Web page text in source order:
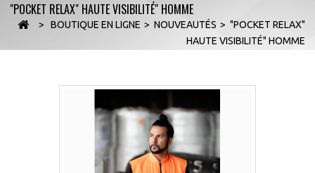
"POCKET RELAX" HAUTE VISIBILITÉ" HOMME
> BOUTIQUE EN LIGNE > NOUVEAUTÉS > "POCKET RELAX"
HAUTE VISIBILITÉ" HOMME